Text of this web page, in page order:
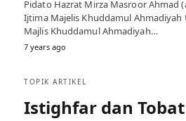
Pidato Hazrat Mirza Masroor Ahmad
Ijtima Majelis Khuddamul Ahmadiyah
Majlis Khuddamul Ahmadiyah…
7 years ago
TOPIK ARTIKEL
Istighfar dan Tobat